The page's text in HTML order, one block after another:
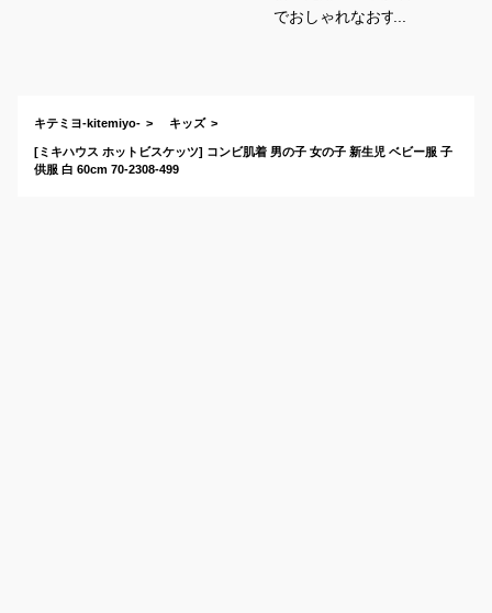
でおしゃれなおすす
キテミヨ-kitemiyo- キッズ
[ミキハウス ホットビスケッツ] コンビ肌着 男の子 女の子 新生児 ベビー服 子
供服 白 60cm 70-2308-499